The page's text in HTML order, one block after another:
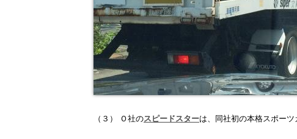
（３） Ｏ社のスピードスターは、同社初の本格スポーツ